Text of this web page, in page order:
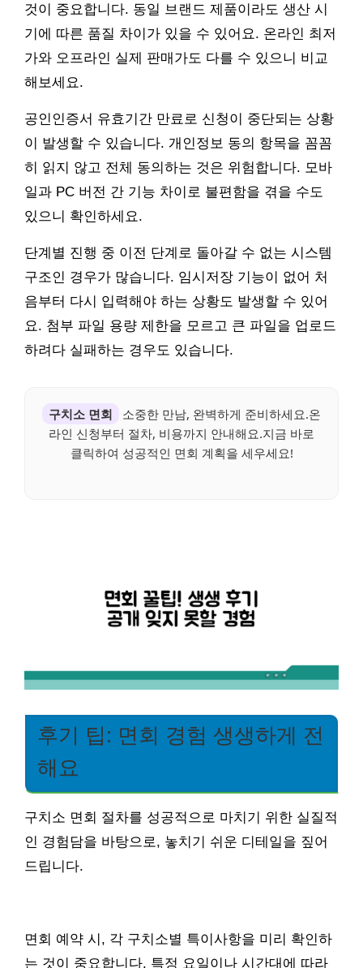
것이 중요합니다. 동일 브랜드 제품이라도 생산 시
기에 따른 품질 차이가 있을 수 있어요. 온라인 최저
가와 오프라인 실제 판매가도 다를 수 있으니 비교
해보세요.
공인인증서 유효기간 만료로 신청이 중단되는 상황
이 발생할 수 있습니다. 개인정보 동의 항목을 꼼꼼
히 읽지 않고 전체 동의하는 것은 위험합니다. 모바
일과 PC 버전 간 기능 차이로 불편함을 겪을 수도
있으니 확인하세요.
단계별 진행 중 이전 단계로 돌아갈 수 없는 시스템
구조인 경우가 많습니다. 임시저장 기능이 없어 처
음부터 다시 입력해야 하는 상황도 발생할 수 있어
요. 첨부 파일 용량 제한을 모르고 큰 파일을 업로드
하려다 실패하는 경우도 있습니다.
구치소 면회
소중한 만남, 완벽하게 준비하세요.온
라인 신청부터 절차, 비용까지 안내해요.지금 바로
클릭하여 성공적인 면회 계획을 세우세요!
후기 팁: 면회 경험 생생하게 전
해요
구치소 면회 절차를 성공적으로 마치기 위한 실질적
인 경험담을 바탕으로, 놓치기 쉬운 디테일을 짚어
드립니다.
면회 예약 시, 각 구치소별 특이사항을 미리 확인하
는 것이 중요합니다. 특정 요일이나 시간대에 따라